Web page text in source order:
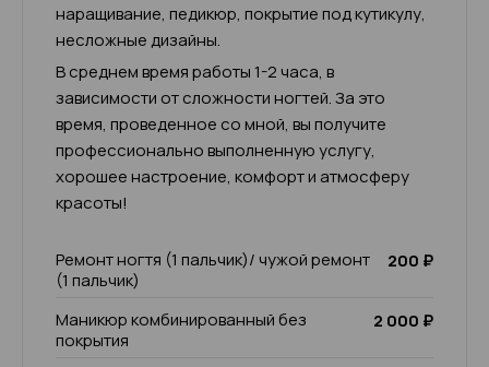
наращивание, педикюр, покрытие под кутикулу,
несложные дизайны.
В среднем время работы 1-2 часа, в
зависимости от сложности ногтей. За это
время, проведенное со мной, вы получите
профессионально выполненную услугу,
хорошее настроение, комфорт и атмосферу
красоты!
Ремонт ногтя (1 пальчик)/ чужой ремонт
(1 пальчик)
200 ₽
Маникюр комбинированный без
покрытия
2 000 ₽